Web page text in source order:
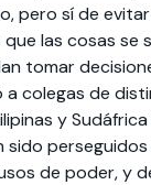
pero sí de
las cosas se
tomar
a colegas de
y
sido
de poder, y